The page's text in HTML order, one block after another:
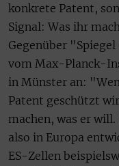
konkrete Patent,
Signal: Was ihr
Gegenüber
vom Max-Planck-
in Münster an:
Patent geschützt
machen, was er will.
also in Europa
ES-Zellen